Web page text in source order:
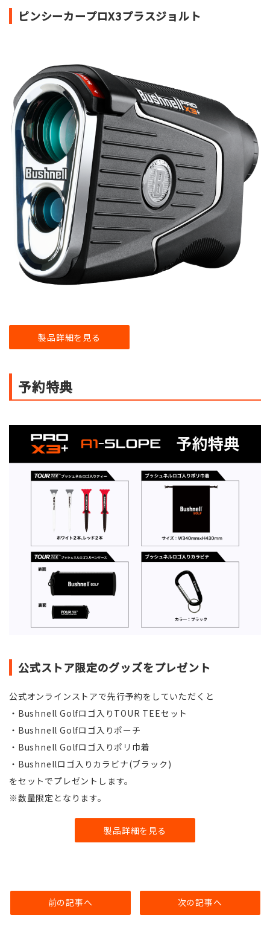
ピンシーカープロX3プラスジョルト
製品詳細を見る
予約特典
公式ストア限定のグッズをプレゼント
公式オンラインストアで先行予約をしていただくと
・Bushnell Golfロゴ入りTOUR TEEセット
・Bushnell Golfロゴ入りポーチ
・Bushnell Golfロゴ入りポリ巾着
・Bushnellロゴ入りカラビナ(ブラック)
をセットでプレゼントします。
※数量限定となります。
製品詳細を見る
前の記事へ 次の記事へ